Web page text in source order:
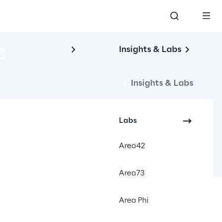
Insights & Labs
Insights & Labs
Labs
Area42
Area73
Area Phi